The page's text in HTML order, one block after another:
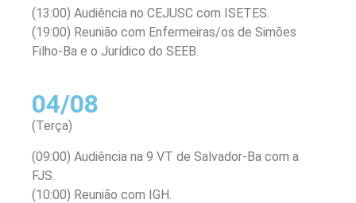
(13:00) Audiência no CEJUSC com ISETES.
(19:00) Reunião com Enfermeiras/os de Simões
Filho-Ba e o Jurídico do SEEB.
04/08
(Terça)
(09:00) Audiência na 9 VT de Salvador-Ba com a
FJS.
(10:00) Reunião com IGH.